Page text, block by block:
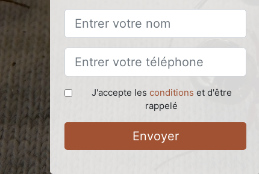
J'accepte les conditions et d'être
rappelé
Envoyer